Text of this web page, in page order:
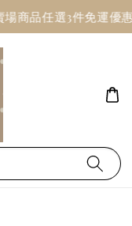
商品任選3件免運優